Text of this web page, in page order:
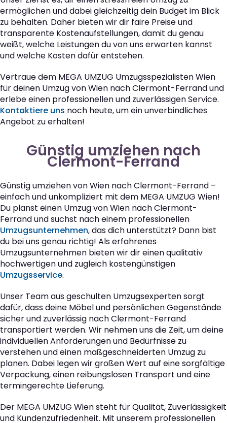
ermöglichen und dabei gleichzeitig dein Budget im Blick
zu behalten. Daher bieten wir dir faire Preise und
transparente Kostenaufstellungen, damit du genau
weißt, welche Leistungen du von uns erwarten kannst
und welche Kosten dafür entstehen.
Vertraue dem MEGA UMZUG Umzugsspezialisten Wien
für deinen Umzug von Wien nach Clermont-Ferrand und
erlebe einen professionellen und zuverlässigen Service.
Kontaktiere uns noch heute, um ein unverbindliches
Angebot zu erhalten!
Günstig umziehen nach
Clermont-Ferrand
Günstig umziehen von Wien nach Clermont-Ferrand –
einfach und unkompliziert mit dem MEGA UMZUG Wien!
Du planst einen Umzug von Wien nach Clermont-
Ferrand und suchst nach einem professionellen
Umzugsunternehmen, das dich unterstützt? Dann bist
du bei uns genau richtig! Als erfahrenes
Umzugsunternehmen bieten wir dir einen qualitativ
hochwertigen und zugleich kostengünstigen
Umzugsservice.
Unser Team aus geschulten Umzugsexperten sorgt
dafür, dass deine Möbel und persönlichen Gegenstände
sicher und zuverlässig nach Clermont-Ferrand
transportiert werden. Wir nehmen uns die Zeit, um deine
individuellen Anforderungen und Bedürfnisse zu
verstehen und einen maßgeschneiderten Umzug zu
planen. Dabei legen wir großen Wert auf eine sorgfältige
Verpackung, einen reibungslosen Transport und eine
termingerechte Lieferung.
Der MEGA UMZUG Wien steht für Qualität, Zuverlässigkeit
und Kundenzufriedenheit. Mit unserem professionellen